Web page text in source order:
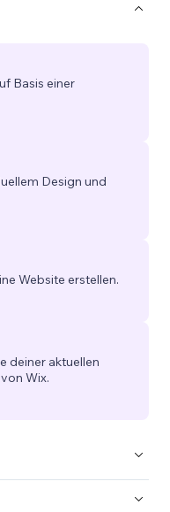
Basis einer
Design und
Website erstellen.
deiner aktuellen
Wix.